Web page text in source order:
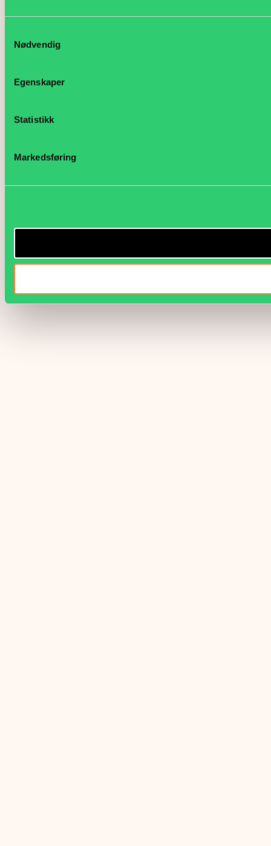
Nødvendig
Egenskaper
Statistikk
Markedsføring